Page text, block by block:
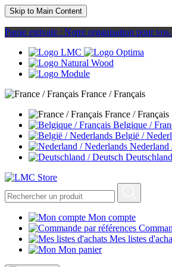
Skip to Main Content
Pause estivale : Notre organisation pour
France / Français
France / Français
Belgique /
België /
Nederland
Mon compte
Mes listes
Mon panier